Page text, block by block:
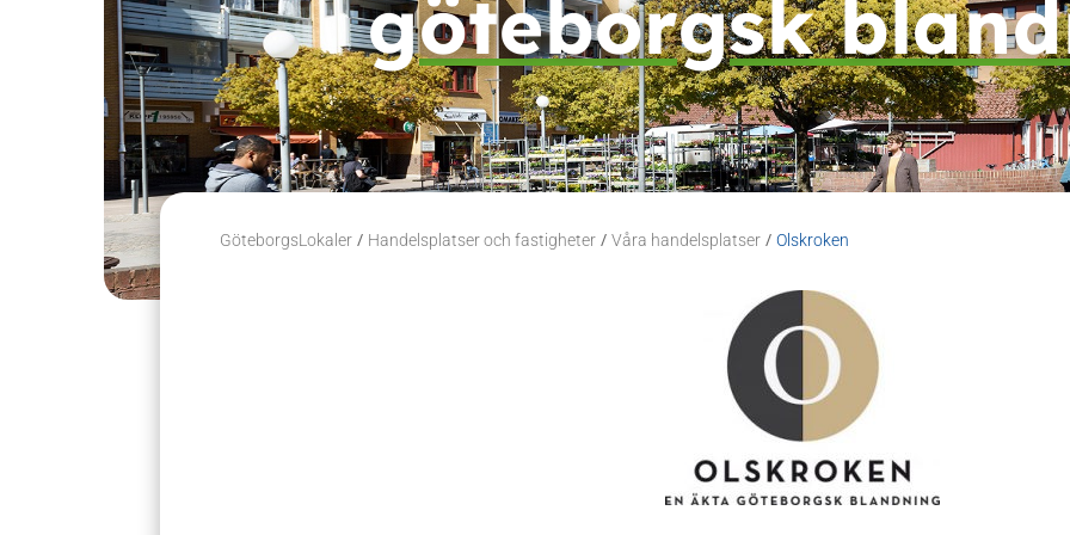
göteborgsk
GöteborgsLokaler / Handelsplatser och fastigheter /Våra handelsplatser /Olskroken